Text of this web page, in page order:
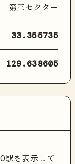
第三セクター
33.355735
129.638605
駅を表示して